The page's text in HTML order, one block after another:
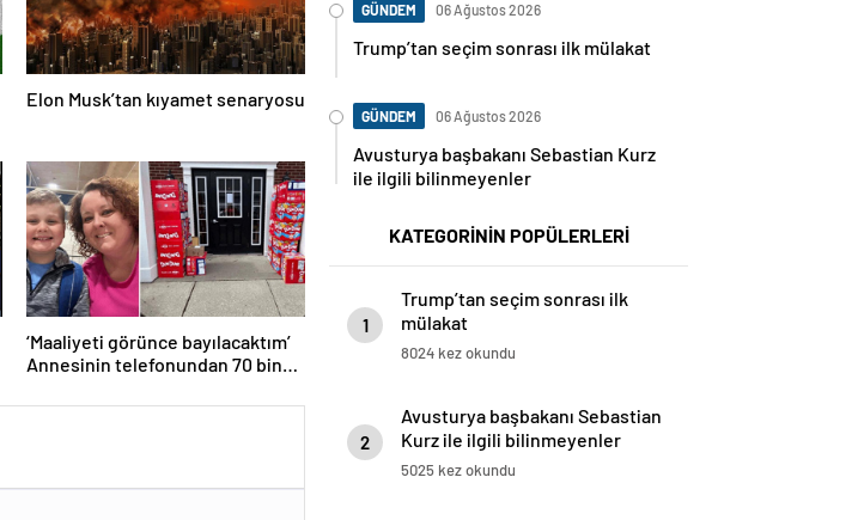
Elon Musk’tan kıyamet senaryosu
‘Maaliyeti görünce bayılacaktım’
Annesinin telefonundan 70 bin
GÜNDEM 06 Ağustos 2026
Trump’tan seçim sonrası ilk mülakat
GÜNDEM 06 Ağustos 2026
Avusturya başbakanı Sebastian Kurz
ile ilgili bilinmeyenler
KATEGORİNİN POPÜLERLERİ
1
Trump’tan seçim sonrası ilk
mülakat
8024 kez okundu
2
Avusturya başbakanı Sebastian
Kurz ile ilgili bilinmeyenler
5025 kez okundu